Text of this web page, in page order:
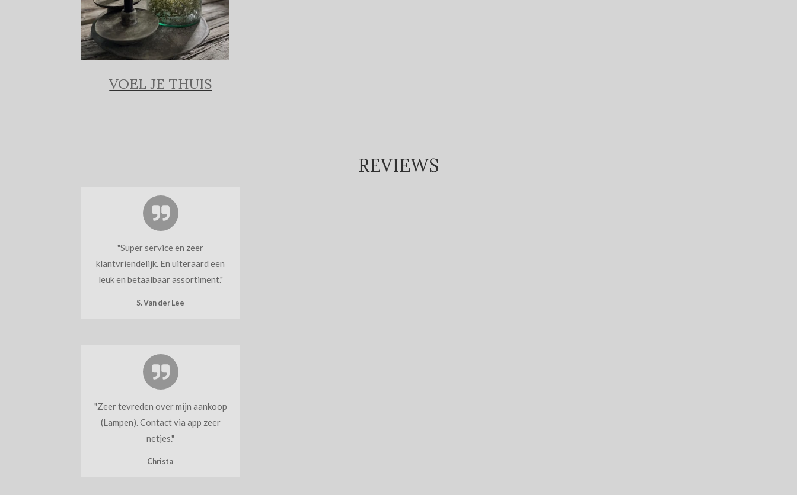
VOEL JE THUIS
REVIEWS
"Super service en zeer
klantvriendelijk. En uiteraard een
leuk en betaalbaar assortiment."
S. Van der Lee
"Zeer tevreden over mijn aankoop
(Lampen). Contact via app zeer
netjes."
Christa